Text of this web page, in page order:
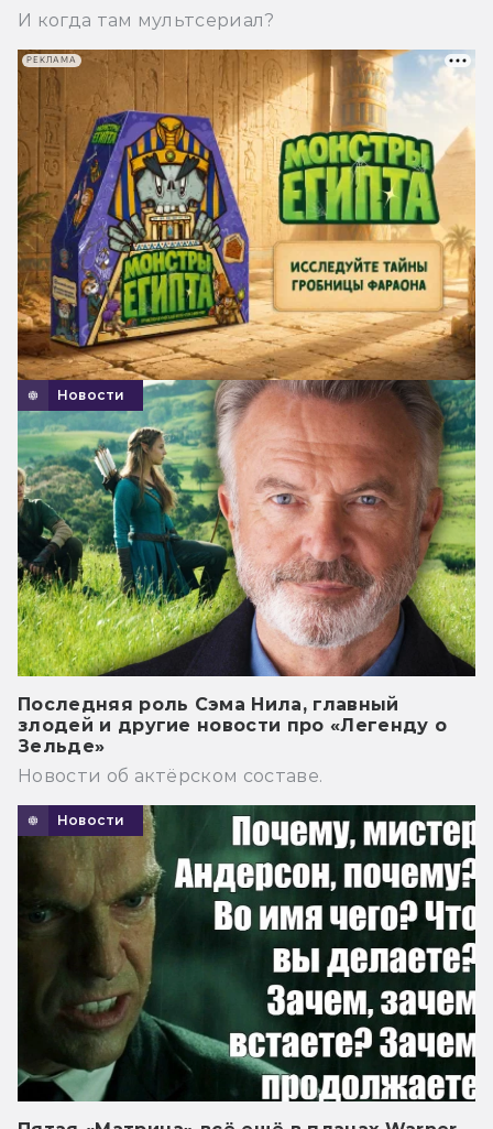
И когда там мультсериал?
Новости
Последняя роль Сэма Нила, главный
злодей и другие новости про «Легенду о
Зельде»
Новости об актёрском составе.
Новости
РЕКЛАМА